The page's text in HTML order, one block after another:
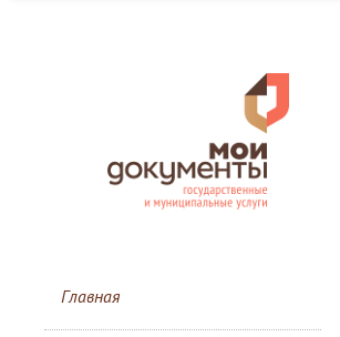
Главная